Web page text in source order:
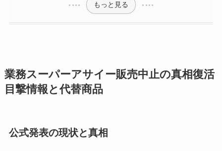
もっと見る
業務スーパーアサイー販売中止の真相復活
目撃情報と代替商品
公式発表の現状と真相